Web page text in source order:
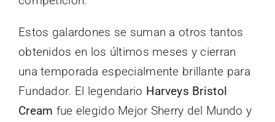
Estos galardones se suman a otros tantos
obtenidos en los últimos meses y cierran
una temporada especialmente brillante para
Fundador. El legendario Harveys Bristol
Cream fue elegido Mejor Sherry del Mundo y